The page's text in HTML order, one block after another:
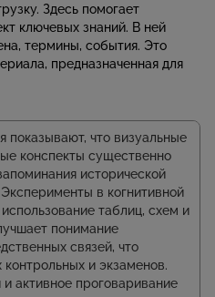
Здесь помогает
ключевых знаний. В ней
термины, события. Это
предназначенная для
что визуальные
конспекты существенно
исторической
в когнитивной
таблиц, схем и
понимание
связей, что
и экзаменов.
активное проговаривание